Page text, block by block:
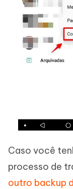
Caso você
processo de
outro backup